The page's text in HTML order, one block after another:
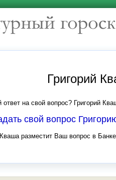
Григорий
на свой вопрос? Григорий
свой вопрос
Кваша разместит Ваш вопрос в